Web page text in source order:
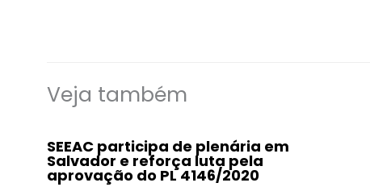
Veja também
SEEAC participa de plenária em
Salvador e reforça luta pela
aprovação do PL 4146/2020